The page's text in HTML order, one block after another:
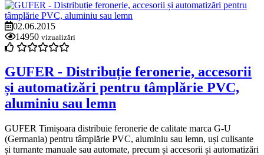
02.06.2015
14950 vizualizări
GUFER - Distribuție feronerie, accesorii
și automatizări pentru tâmplărie PVC,
aluminiu sau lemn
GUFER Timișoara distribuie feronerie de calitate marca G-U
(Germania) pentru tâmplărie PVC, aluminiu sau lemn, uși culisante
și turnante manuale sau automate, precum și accesorii și automatizări